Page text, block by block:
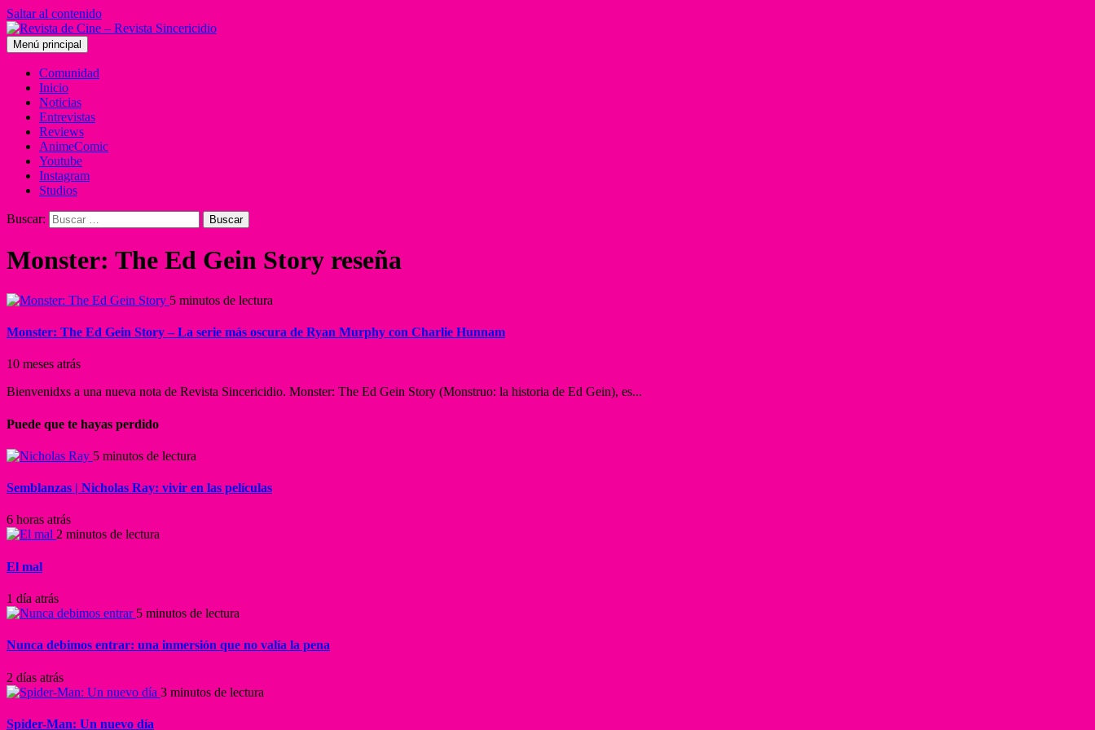
Saltar al contenido
Menú principal
Comunidad
Inicio
Noticias
Entrevistas
Reviews
AnimeComic
Youtube
Instagram
Studios
Buscar:
Monster: The Ed Gein Story reseña
5 minutos de lectura
Monster: The Ed Gein Story – La serie más oscura de Ryan Murphy con Charlie Hunnam
10 meses atrás
Bienvenidxs a una nueva nota de Revista Sincericidio. Monster: The Ed Gein Story (Monstruo: la historia de Ed Gein), es...
Puede que te hayas perdido
5 minutos de lectura
Semblanzas | Nicholas Ray: vivir en las películas
6 horas atrás
2 minutos de lectura
El mal
1 día atrás
5 minutos de lectura
Nunca debimos entrar: una inmersión que no valía la pena
2 días atrás
3 minutos de lectura
Spider-Man: Un nuevo día